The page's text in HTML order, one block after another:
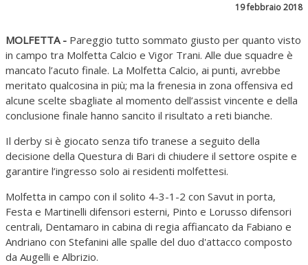
19 febbraio 2018
MOLFETTA - Pareggio tutto sommato giusto per quanto visto
in campo tra Molfetta Calcio e Vigor Trani. Alle due squadre è
mancato l’acuto finale. La Molfetta Calcio, ai punti, avrebbe
meritato qualcosina in più; ma la frenesia in zona offensiva ed
alcune scelte sbagliate al momento dell’assist vincente e della
conclusione finale hanno sancito il risultato a reti bianche.
Il derby si è giocato senza tifo tranese a seguito della
decisione della Questura di Bari di chiudere il settore ospite e
garantire l’ingresso solo ai residenti molfettesi.
Molfetta in campo con il solito 4-3-1-2 con Savut in porta,
Festa e Martinelli difensori esterni, Pinto e Lorusso difensori
centrali, Dentamaro in cabina di regia affiancato da Fabiano e
Andriano con Stefanini alle spalle del duo d'attacco composto
da Augelli e Albrizio.